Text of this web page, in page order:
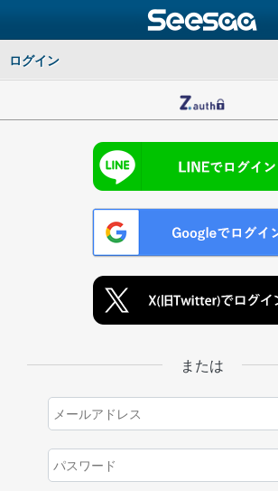
ログイン
または